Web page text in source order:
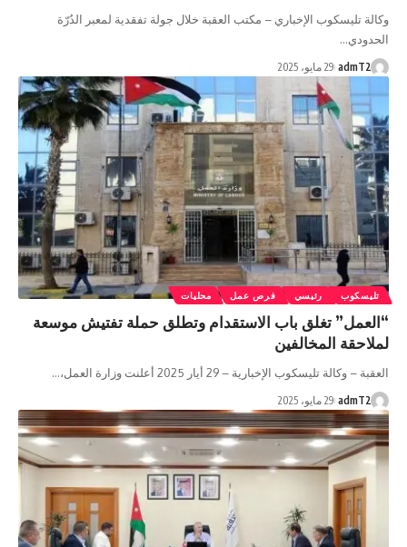
وكالة تليسكوب الإخباري – مكتب العقبة خلال جولة تفقدية لمعبر الدُرّة
الحدودي…
admT2 29 مايو، 2025
تليسكوب رئيسي فرص عمل محليات
“العمل” تغلق باب الاستقدام وتطلق حملة تفتيش موسعة
لملاحقة المخالفين
العقبة – وكالة تليسكوب الإخبارية – 29 أيار 2025 أعلنت وزارة العمل،…
admT2 29 مايو، 2025